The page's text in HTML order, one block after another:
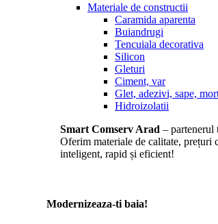
Materiale de constructii
Caramida aparenta
Buiandrugi
Tencuiala decorativa
Silicon
Gleturi
Ciment, var
Glet, adezivi, sape,
Hidroizolatii
Smart Comserv Arad – partenerul
Oferim materiale de calitate, prețuri
inteligent, rapid și eficient!
Modernizeaza-ti baia!